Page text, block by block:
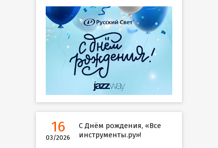
16
03/2026
С Днём рождения, «Все
инструменты.ру»!